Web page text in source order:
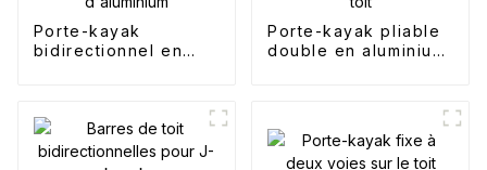
Porte-kayak
bidirectionnel en
Porte-kayak pliable
double en aluminium